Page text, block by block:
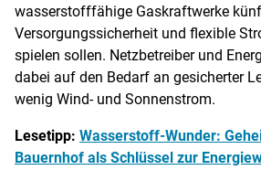
wasserstofffähige Gaskraftwerke
Versorgungssicherheit und flexible
spielen sollen. Netzbetreiber und
dabei auf den Bedarf an gesicherter
wenig Wind- und Sonnenstrom.
Lesetipp: Wasserstoff-Wunder:
Bauernhof als Schlüssel zur